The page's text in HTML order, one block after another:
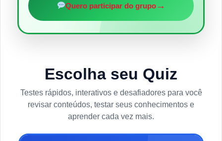
Quero participar do grupo→
Escolha seu Quiz
Testes rápidos, interativos e desafiadores para você
revisar conteúdos, testar seus conhecimentos e
aprender cada vez mais.